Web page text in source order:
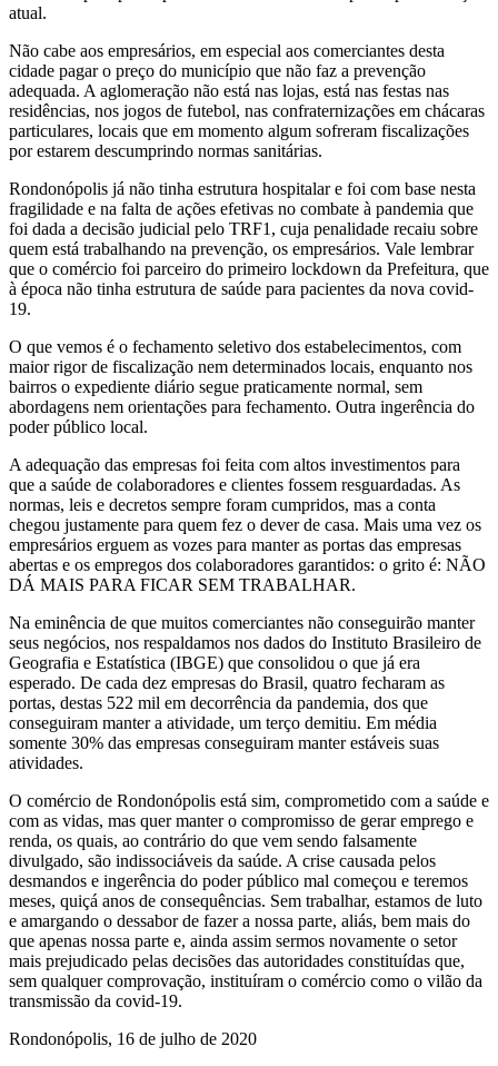
atual.
Não cabe aos empresários, em especial aos comerciantes desta
cidade pagar o preço do município que não faz a prevenção
adequada. A aglomeração não está nas lojas, está nas festas nas
residências, nos jogos de futebol, nas confraternizações em chácaras
particulares, locais que em momento algum sofreram fiscalizações
por estarem descumprindo normas sanitárias.
Rondonópolis já não tinha estrutura hospitalar e foi com base nesta
fragilidade e na falta de ações efetivas no combate à pandemia que
foi dada a decisão judicial pelo TRF1, cuja penalidade recaiu sobre
quem está trabalhando na prevenção, os empresários. Vale lembrar
que o comércio foi parceiro do primeiro lockdown da Prefeitura, que
à época não tinha estrutura de saúde para pacientes da nova covid-
19.
O que vemos é o fechamento seletivo dos estabelecimentos, com
maior rigor de fiscalização nem determinados locais, enquanto nos
bairros o expediente diário segue praticamente normal, sem
abordagens nem orientações para fechamento. Outra ingerência do
poder público local.
A adequação das empresas foi feita com altos investimentos para
que a saúde de colaboradores e clientes fossem resguardadas. As
normas, leis e decretos sempre foram cumpridos, mas a conta
chegou justamente para quem fez o dever de casa. Mais uma vez os
empresários erguem as vozes para manter as portas das empresas
abertas e os empregos dos colaboradores garantidos: o grito é: NÃO
DÁ MAIS PARA FICAR SEM TRABALHAR.
Na eminência de que muitos comerciantes não conseguirão manter
seus negócios, nos respaldamos nos dados do Instituto Brasileiro de
Geografia e Estatística (IBGE) que consolidou o que já era
esperado. De cada dez empresas do Brasil, quatro fecharam as
portas, destas 522 mil em decorrência da pandemia, dos que
conseguiram manter a atividade, um terço demitiu. Em média
somente 30% das empresas conseguiram manter estáveis suas
atividades.
O comércio de Rondonópolis está sim, comprometido com a saúde e
com as vidas, mas quer manter o compromisso de gerar emprego e
renda, os quais, ao contrário do que vem sendo falsamente
divulgado, são indissociáveis da saúde. A crise causada pelos
desmandos e ingerência do poder público mal começou e teremos
meses, quiçá anos de consequências. Sem trabalhar, estamos de luto
e amargando o dessabor de fazer a nossa parte, aliás, bem mais do
que apenas nossa parte e, ainda assim sermos novamente o setor
mais prejudicado pelas decisões das autoridades constituídas que,
sem qualquer comprovação, instituíram o comércio como o vilão da
transmissão da covid-19.
Rondonópolis, 16 de julho de 2020